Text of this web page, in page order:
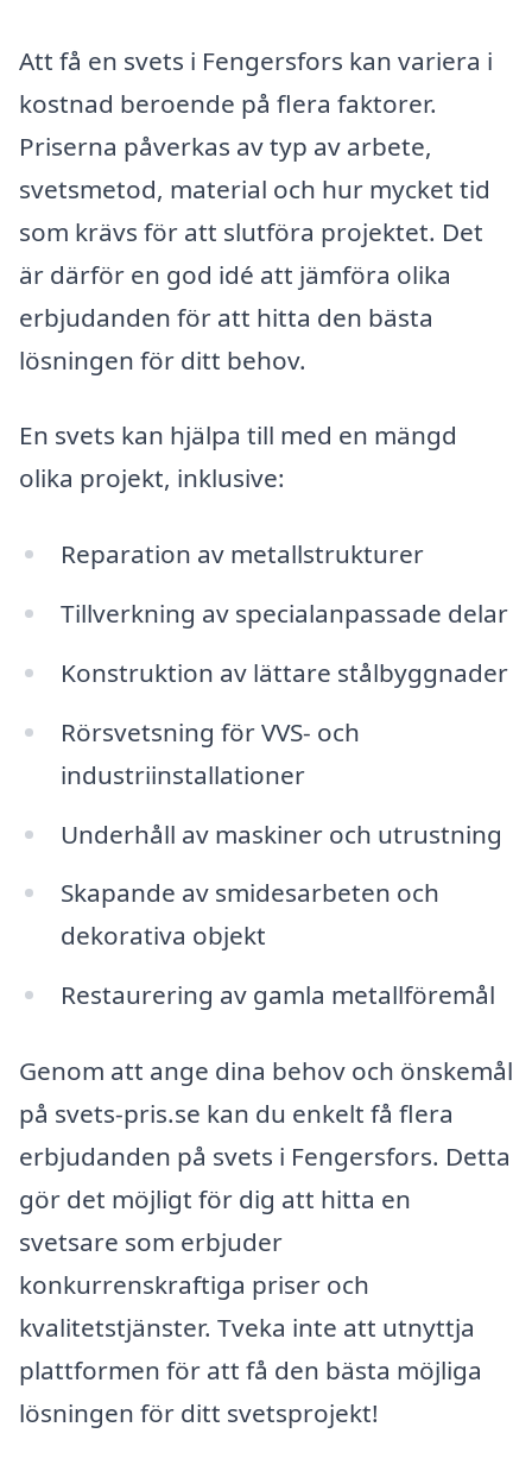
Att få en svets i Fengersfors kan variera i
kostnad beroende på flera faktorer.
Priserna påverkas av typ av arbete,
svetsmetod, material och hur mycket tid
som krävs för att slutföra projektet. Det
är därför en god idé att jämföra olika
erbjudanden för att hitta den bästa
lösningen för ditt behov.
En svets kan hjälpa till med en mängd
olika projekt, inklusive:
Reparation av metallstrukturer
Tillverkning av specialanpassade delar
Konstruktion av lättare stålbyggnader
Rörsvetsning för VVS- och
industriinstallationer
Underhåll av maskiner och utrustning
Skapande av smidesarbeten och
dekorativa objekt
Restaurering av gamla metallföremål
Genom att ange dina behov och önskemål
på svets-pris.se kan du enkelt få flera
erbjudanden på svets i Fengersfors. Detta
gör det möjligt för dig att hitta en
svetsare som erbjuder
konkurrenskraftiga priser och
kvalitetstjänster. Tveka inte att utnyttja
plattformen för att få den bästa möjliga
lösningen för ditt svetsprojekt!